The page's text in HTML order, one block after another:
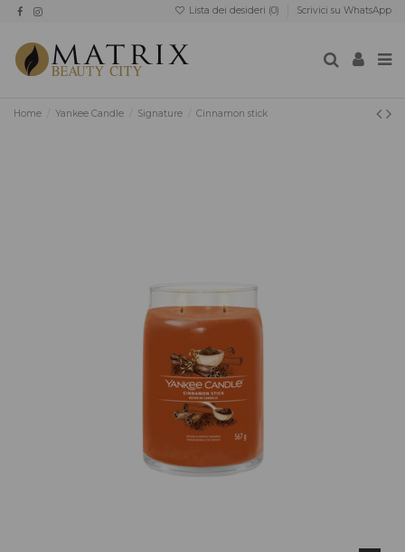
Lista dei desideri (0) Scrivici su WhatsApp
Home Yankee Candle Signature Cinnamon stick